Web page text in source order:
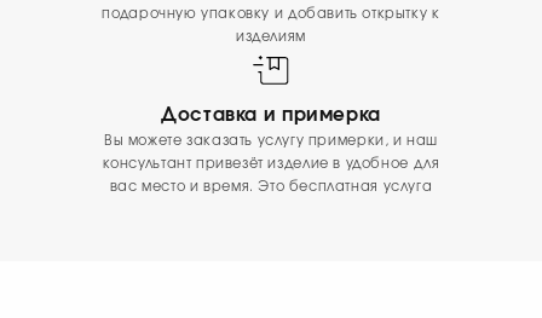
подарочную упаковку и добавить открытку к
изделиям
Доставка и примерка
Вы можете заказать услугу примерки, и наш
консультант привезёт изделие в удобное для
вас место и время. Это бесплатная услуга